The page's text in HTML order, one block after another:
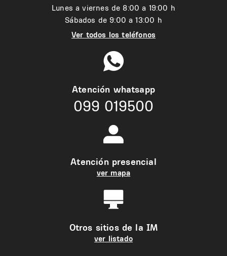
Lunes a viernes de 8:00 a 19:00 h
Sábados de 9:00 a 13:00 h
Ver todos los teléfonos
Atención whatsapp
099 019500
Atención presencial
ver mapa
Otros sitios de la IM
ver listado